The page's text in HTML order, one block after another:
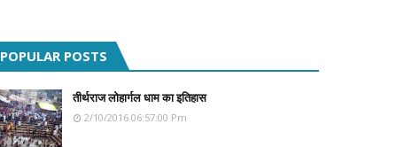
POPULAR POSTS
तीर्थराज लोहार्गल धाम का इतिहास
2/10/2016 06:57:00 Pm